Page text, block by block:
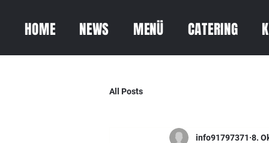
HOME NEWS MENÜ CATERING
All Posts
info91797371 8.